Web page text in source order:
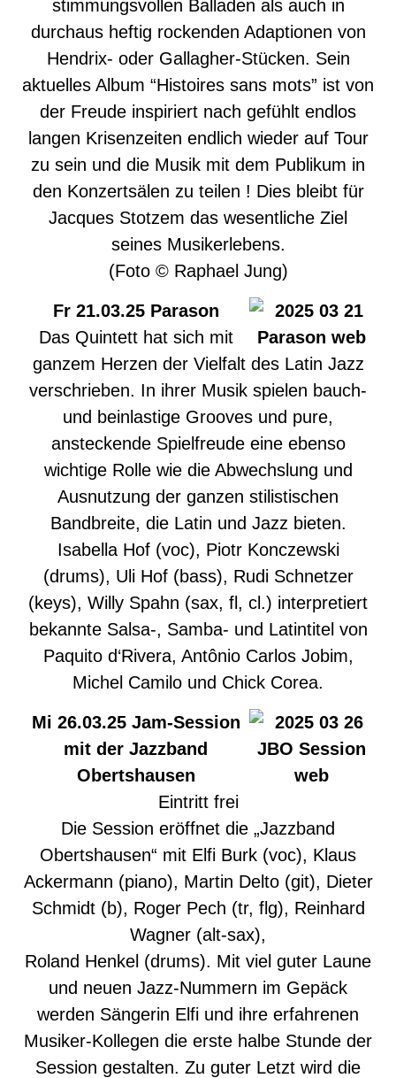
stimmungsvollen Balladen als auch in
durchaus heftig rockenden Adaptionen von
Hendrix- oder Gallagher-Stücken. Sein
aktuelles Album “Histoires sans mots” ist von
der Freude inspiriert nach gefühlt endlos
langen Krisenzeiten endlich wieder auf Tour
zu sein und die Musik mit dem Publikum in
den Konzertsälen zu teilen ! Dies bleibt für
Jacques Stotzem das wesentliche Ziel
seines Musikerlebens.
(Foto © Raphael Jung)
Fr 21.03.25 Parason
Das Quintett hat sich mit
ganzem Herzen der Vielfalt des Latin Jazz
verschrieben. In ihrer Musik spielen bauch-
und beinlastige Grooves und pure,
ansteckende Spielfreude eine ebenso
wichtige Rolle wie die Abwechslung und
Ausnutzung der ganzen stilistischen
Bandbreite, die Latin und Jazz bieten.
Isabella Hof (voc), Piotr Konczewski
(drums), Uli Hof (bass), Rudi Schnetzer
(keys), Willy Spahn (sax, fl, cl.) interpretiert
bekannte Salsa-, Samba- und Latintitel von
Paquito d‘Rivera, Antônio Carlos Jobim,
Michel Camilo und Chick Corea.
Mi 26.03.25 Jam-Session
mit der Jazzband
Obertshausen
Eintritt frei
Die Session eröffnet die „Jazzband
Obertshausen“ mit Elfi Burk (voc), Klaus
Ackermann (piano), Martin Delto (git), Dieter
Schmidt (b), Roger Pech (tr, flg), Reinhard
Wagner (alt-sax),
Roland Henkel (drums). Mit viel guter Laune
und neuen Jazz-Nummern im Gepäck
werden Sängerin Elfi und ihre erfahrenen
Musiker-Kollegen die erste halbe Stunde der
Session gestalten. Zu guter Letzt wird die